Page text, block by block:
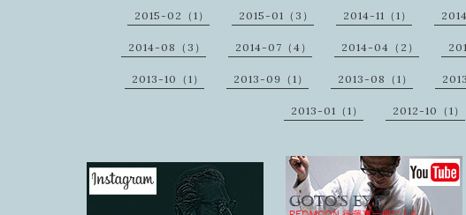
2015-02（1） 2015-01（3） 2014-11（1）
2014-08（3） 2014-07（4） 2014-04（2）
2013-10（1） 2013-09（1） 2013-08（1）
2013-01（1） 2012-10（1）